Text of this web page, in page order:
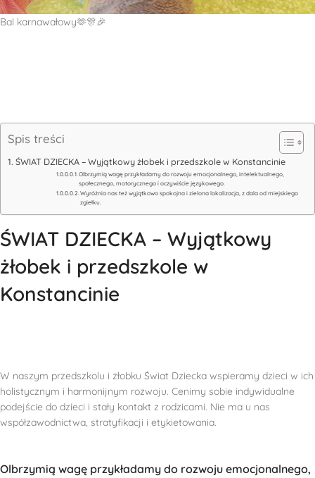
Bal karnawałowy🫶🎊🎉
Spis treści
ŚWIAT DZIECKA – Wyjątkowy żłobek i przedszkole w Konstancinie
Olbrzymią wagę przykładamy do rozwoju emocjonalnego, intelektualnego,
społecznego, motorycznego i oczywiście językowego.
Wyróżnia nas też wyjątkowo spokojna i zielona lokalizacja, z dala od miejskiego
zgiełku.
ŚWIAT DZIECKA – Wyjątkowy
żłobek i przedszkole w
Konstancinie
W naszym przedszkolu i żłobku Świat Dziecka wspieramy dzieci w ich
holistycznym i harmonijnym rozwoju. Cenimy sobie indywidualne
podejście do dzieci i stały kontakt z rodzicami. Nie ma u nas
współzawodnictwa, stratyfikacji i etykietowania.
Olbrzymią wagę przykładamy do rozwoju emocjonalnego,